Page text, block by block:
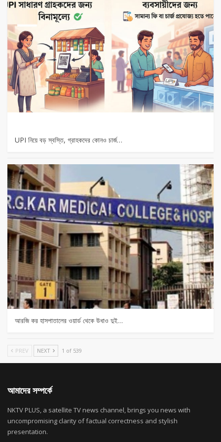
UPI নিয়ে বড় স্বস্তি, গ্রাহকদের কোনও চার্জ…
আরজি কর হাসপাতালের ওয়ার্ড থেকে উধাও দুই…
PREV NEXT 1 of 539
আমাদের সম্পর্কে
NKTV PLUS, a satellite TV news channel, brings you news with
uncompromising clarity of factual correctness and stylish
presentation.